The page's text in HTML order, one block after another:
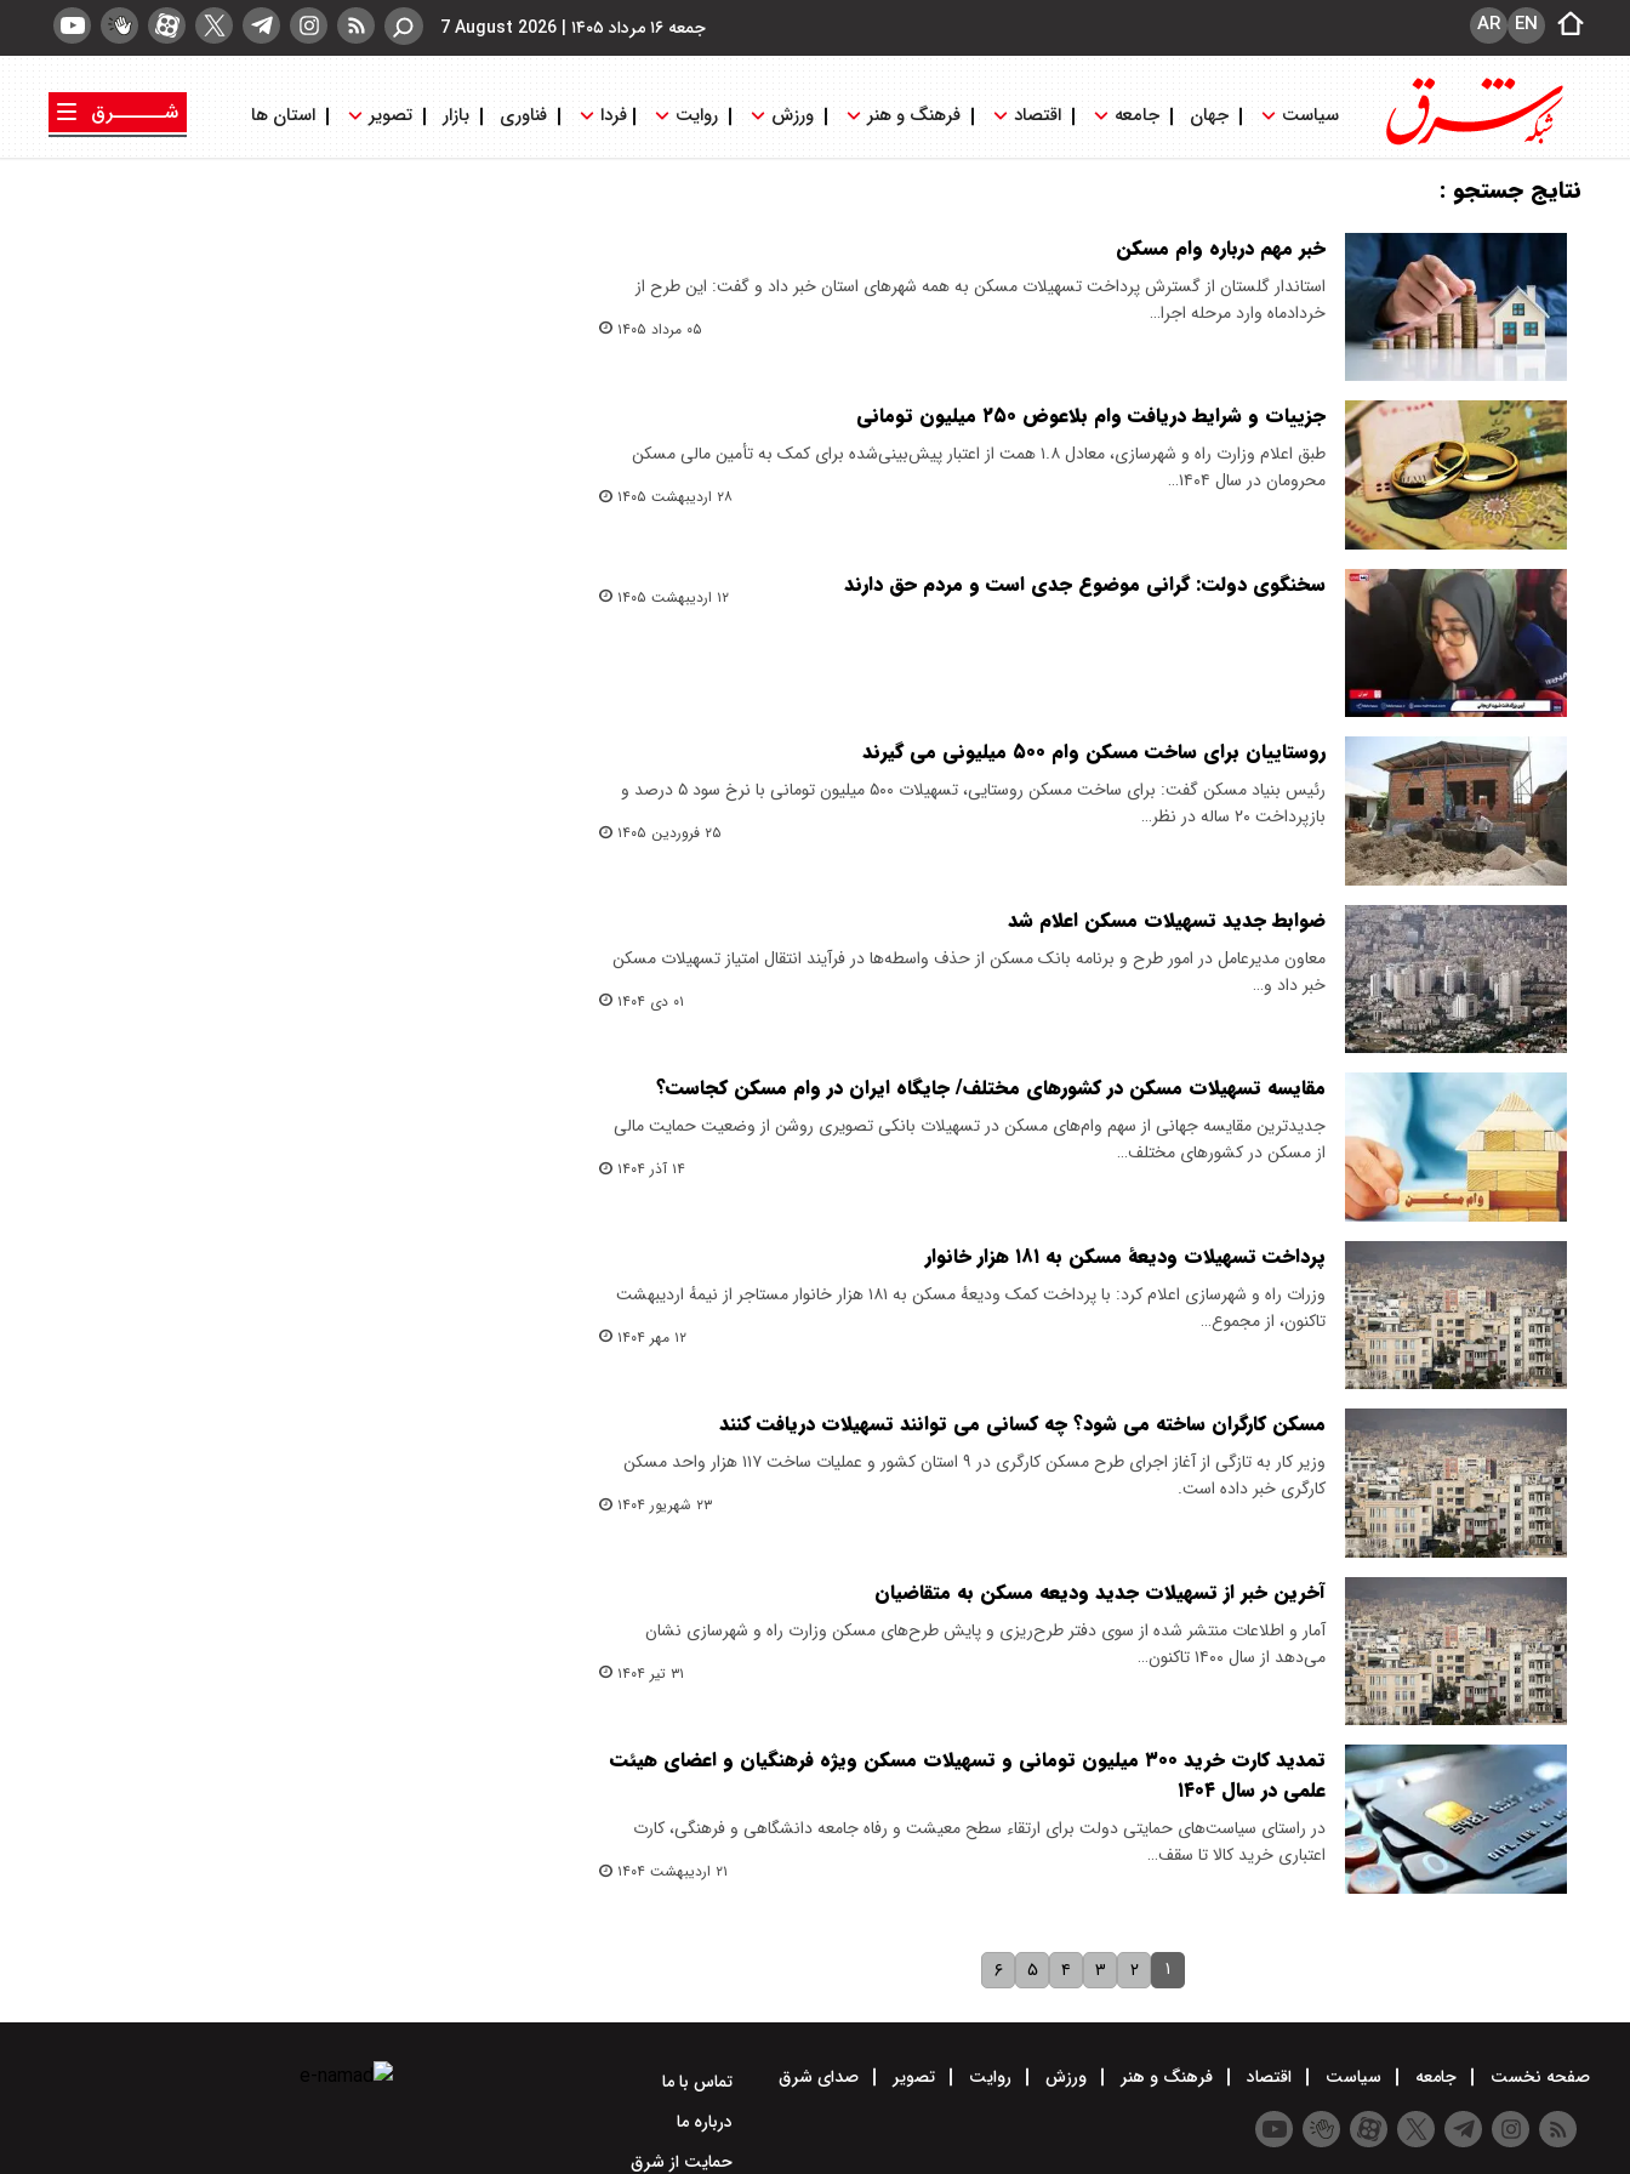
جمعه ۱۶ مرداد ۱۴۰۵ |
7 August 2026 EN
AR
سیاست جهان جامعه اقتصاد فرهنگ و هنر ورزش روایت فردا فناوری بازار تصویر استان ها
شــــــرق
نتایج جستجو :
خبر مهم درباره وام مسکن
استاندار گلستان از گسترش پرداخت تسهیلات مسکن به همه شهرهای استان خبر داد و گفت: این طرح از
خردادماه وارد مرحله اجرا…
۰۵ مرداد ۱۴۰۵
جزییات و شرایط دریافت وام بلاعوض ۲۵۰ میلیون تومانی
طبق اعلام وزارت راه و شهرسازی، معادل ۱.۸ همت از اعتبار پیش‌بینی‌شده برای کمک به تأمین مالی مسکن
محرومان در سال ۱۴۰۴…
۲۸ اردیبهشت ۱۴۰۵
سخنگوی دولت: گرانی موضوع جدی است و مردم حق دارند ۱۲ اردیبهشت ۱۴۰۵
روستاییان برای ساخت مسکن وام ۵۰۰ میلیونی می گیرند
رئیس بنیاد مسکن گفت: برای ساخت مسکن روستایی، تسهیلات ۵۰۰ میلیون تومانی با نرخ سود ۵ درصد و
بازپرداخت ۲۰ ساله در نظر…
۲۵ فروردین ۱۴۰۵
ضوابط جدید تسهیلات مسکن اعلام شد
معاون مدیرعامل در امور طرح و برنامه بانک مسکن از حذف واسطه‌ها در فرآیند انتقال امتیاز تسهیلات مسکن
خبر داد و…
۰۱ دی ۱۴۰۴
مقایسه تسهیلات مسکن در کشورهای مختلف/ جایگاه ایران در وام مسکن کجاست؟
جدیدترین مقایسه جهانی از سهم وام‌های مسکن در تسهیلات بانکی تصویری روشن از وضعیت حمایت مالی
از مسکن در کشورهای مختلف…
۱۴ آذر ۱۴۰۴
پرداخت تسهیلات ودیعهٔ مسکن به ۱۸۱ هزار خانوار
وزرات راه و شهرسازی اعلام کرد: با پرداخت کمک ودیعهٔ مسکن به ۱۸۱ هزار خانوار مستاجر از نیمهٔ اردیبهشت
تاکنون، از مجموع…
۱۲ مهر ۱۴۰۴
مسکن کارگران ساخته می شود؟ چه کسانی می توانند تسهیلات دریافت کنند
وزیر کار به تازگی از آغاز اجرای طرح مسکن کارگری در ۹ استان کشور و عملیات ساخت ۱۱۷ هزار واحد مسکن
کارگری خبر داده است.
۲۳ شهریور ۱۴۰۴
آخرین خبر از تسهیلات جدید ودیعه مسکن به متقاضیان
آمار و اطلاعات منتشر شده از سوی دفتر طرح‌ریزی و پایش طرح‌های مسکن وزارت راه و شهرسازی نشان
می‌دهد از سال ۱۴۰۰ تاکنون…
۳۱ تیر ۱۴۰۴
تمدید کارت خرید ۳۰۰ میلیون تومانی و تسهیلات مسکن ویژه فرهنگیان و اعضای هیئت
علمی در سال ۱۴۰۴
در راستای سیاست‌های حمایتی دولت برای ارتقاء سطح معیشت و رفاه جامعه دانشگاهی و فرهنگی، کارت
اعتباری خرید کالا تا سقف…
۲۱ اردیبهشت ۱۴۰۴
۱ ۲ ۳ ۴ ۵ ۶
صفحه نخست جامعه سیاست اقتصاد فرهنگ و هنر ورزش روایت تصویر صدای شرق
تماس با ما
درباره ما
حمایت از شرق